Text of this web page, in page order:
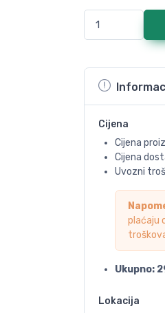
Cijena
Cijena
Cijena
Uvozni
plaćaju
Ukupno:
Lokacija